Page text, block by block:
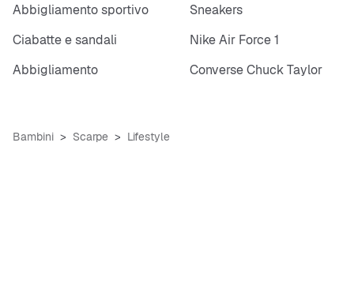
Abbigliamento sportivo
Sneakers
Ciabatte e sandali
Nike Air Force 1
Abbigliamento
Converse Chuck Taylor
Bambini Scarpe Lifestyle